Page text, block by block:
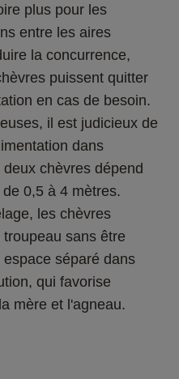
plus pour les
entre les aires
la concurrence,
puissent quitter
en cas de besoin.
il est judicieux de
dans
chèvres dépend
0,5 à 4 mètres.
les chèvres
sans être
séparé dans
qui favorise
mère et l'agneau.